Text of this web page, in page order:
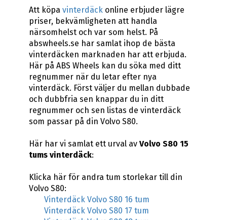
Att köpavinterdäck online erbjuder lägre
priser, bekvämligheten att handla
närsomhelst och var som helst. På
abswheels.se har samlat ihop de bästa
vinterdäcken marknaden har att erbjuda.
Här på ABS Wheels kan du söka med ditt
regnummer när du letar efter nya
vinterdäck. Först väljer du mellan dubbade
och dubbfria sen knappar du in ditt
regnummer och sen listas de vinterdäck
som passar på din Volvo S80.
Här har vi samlat ett urval avVolvo S80 15
tums vinterdäck:
Klicka här för andra tum storlekar till din
Volvo S80:
Vinterdäck Volvo S80 16 tum
Vinterdäck Volvo S80 17 tum